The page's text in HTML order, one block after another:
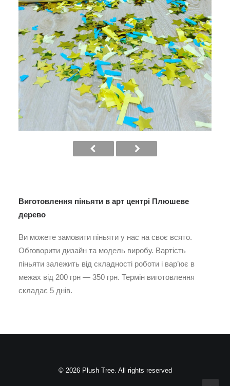
Виготовлення піньяти в арт центрі Плюшеве
дерево
Ви можете замовити піньяти у нас на своє всято.
Обговорити дизайн та модель виробу. Вартість
піньяти залежить від складності роботи і вар’ює в
межах від 200 грн — 350 грн. Термін виготовлення
складає 5 днів.
© 2026 Plush Tree. All rights reserved